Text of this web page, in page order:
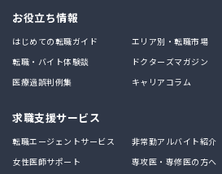
お役立ち情報
はじめての転職ガイド
エリア別・転職市場
転職・バイト体験談
ドクターズマガジン
医療過誤判例集
キャリアコラム
求職支援サービス
転職エージェントサービス
非常勤アルバイト紹介
女性医師サポート
専攻医・専修医の方へ